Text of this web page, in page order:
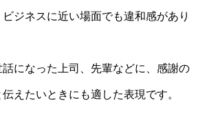
ジネスに近い場面でも違和感があり
話になった上司、先輩などに、感謝の
えたいときにも適した表現です。